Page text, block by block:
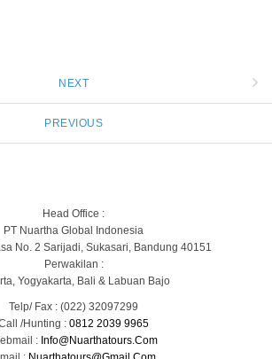
NEXT
PREVIOUS
Head Office :
PT Nuartha Global Indonesia
No. 2 Sarijadi, Sukasari, Bandung 40151
Perwakilan :
Yogyakarta, Bali & Labuan Bajo
Telp/ Fax : (022) 32097299
/Hunting : 0812 2039 9965
: Info@nuarthatours.com